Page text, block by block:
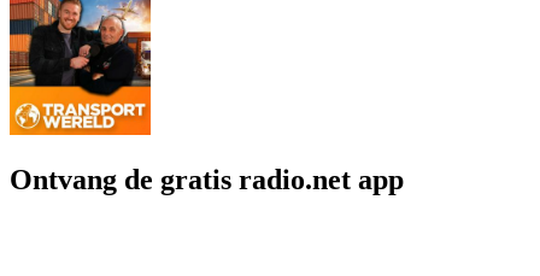
Ontvang de gratis radio.net app